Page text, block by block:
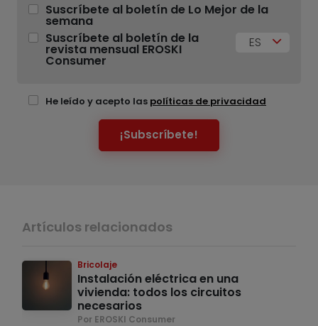
Suscríbete al boletín de Lo Mejor de la
semana
Suscríbete al boletín de la
revista mensual EROSKI
Consumer
ES
He leído y acepto las políticas de privacidad
¡Subscríbete!
Artículos relacionados
Bricolaje
Instalación eléctrica en una
vivienda: todos los circuitos
necesarios
Por EROSKI Consumer